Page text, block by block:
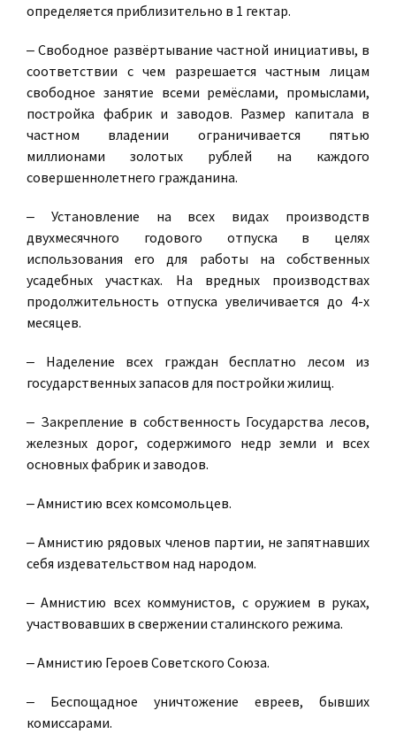
определяется приблизительно в 1 гектар.
‒ Свободное развёртывание частной инициативы, в
соответствии с чем разрешается частным лицам
свободное занятие всеми ремёслами, промыслами,
постройка фабрик и заводов. Размер капитала в
частном владении ограничивается пятью
миллионами золотых рублей на каждого
совершеннолетнего гражданина.
‒ Установление на всех видах производств
двухмесячного годового отпуска в целях
использования его для работы на собственных
усадебных участках. На вредных производствах
продолжительность отпуска увеличивается до 4-х
месяцев.
‒ Наделение всех граждан бесплатно лесом из
государственных запасов для постройки жилищ.
‒ Закрепление в собственность Государства лесов,
железных дорог, содержимого недр земли и всех
основных фабрик и заводов.
‒ Амнистию всех комсомольцев.
‒ Амнистию рядовых членов партии, не запятнавших
себя издевательством над народом.
‒ Амнистию всех коммунистов, с оружием в руках,
участвовавших в свержении сталинского режима.
‒ Амнистию Героев Советского Союза.
‒ Беспощадное уничтожение евреев, бывших
комиссарами.